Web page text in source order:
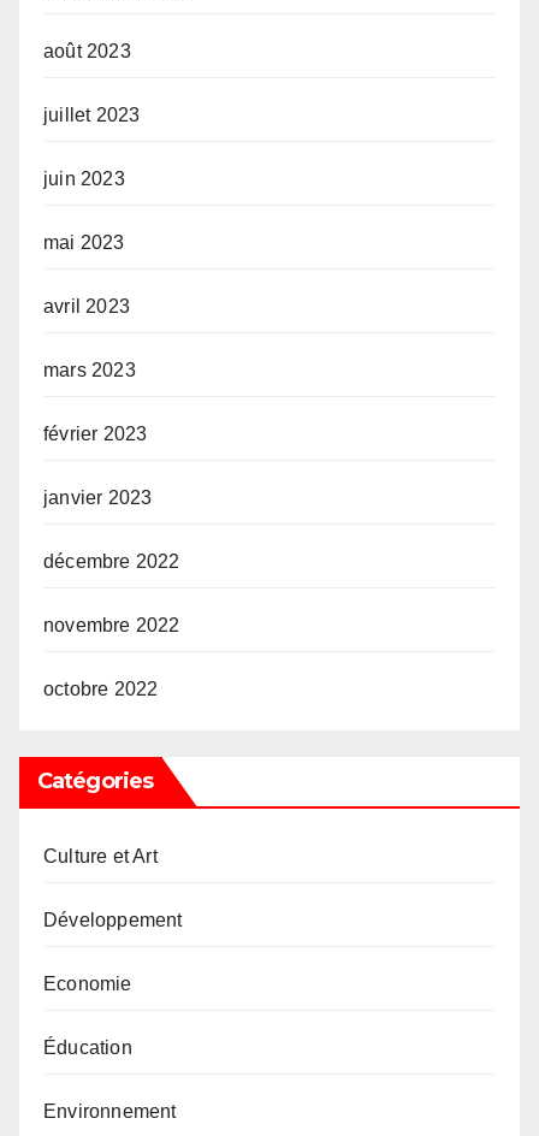
août 2023
juillet 2023
juin 2023
mai 2023
avril 2023
mars 2023
février 2023
janvier 2023
décembre 2022
novembre 2022
octobre 2022
Catégories
Culture et Art
Développement
Economie
Éducation
Environnement